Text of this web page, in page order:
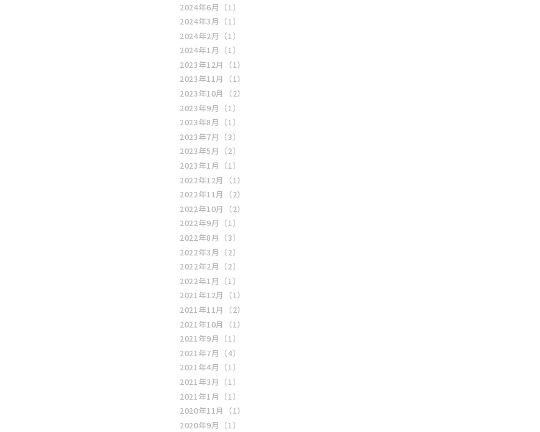
2024年6月 （1）
2024年3月 （1）
2024年2月 （1）
2024年1月 （1）
2023年12月
（1）
2023年11月
（1）
2023年10月
（2）
2023年9月 （1）
2023年8月 （1）
2023年7月 （3）
2023年5月 （2）
2023年1月 （1）
2022年12月
（1）
2022年11月
（2）
2022年10月
（2）
2022年9月 （1）
2022年8月 （3）
2022年3月 （2）
2022年2月 （2）
2022年1月 （1）
2021年12月
（1）
2021年11月
（2）
2021年10月
（1）
2021年9月 （1）
2021年7月 （4）
2021年4月 （1）
2021年3月 （1）
2021年1月 （1）
2020年11月
（1）
2020年9月 （1）